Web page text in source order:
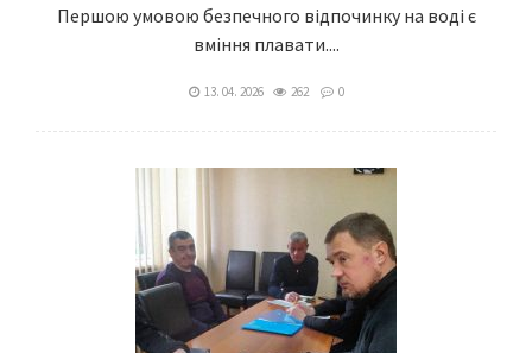
Першою умовою безпечного відпочинку на воді є
вміння плавати....
13. 04. 2026 262 0